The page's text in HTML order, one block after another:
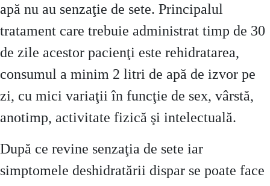
apă nu au senzaţie de sete. Principalul
tratament care trebuie administrat timp de 30
de zile acestor pacienţi este rehidratarea,
consumul a minim 2 litri de apă de izvor pe
zi, cu mici variaţii în funcţie de sex, vârstă,
anotimp, activitate fizică şi intelectuală.
După ce revine senzaţia de sete iar
simptomele deshidratării dispar se poate face